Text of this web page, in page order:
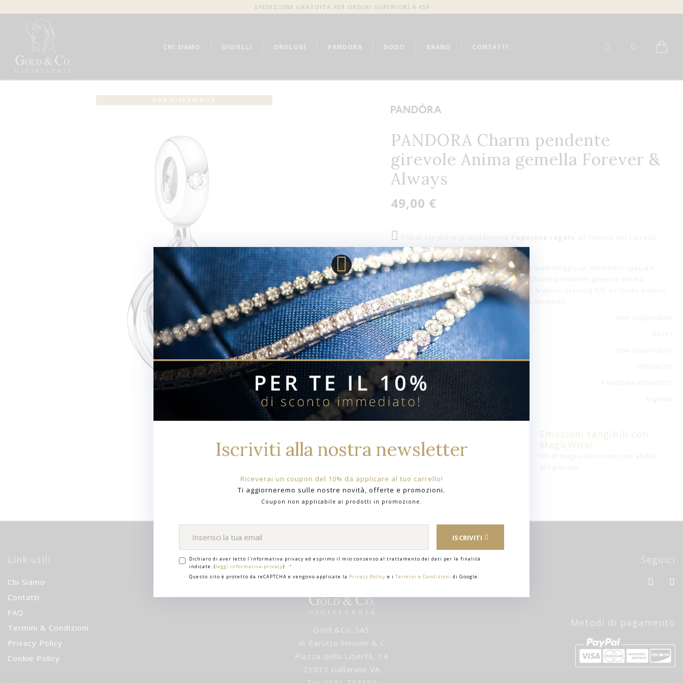
Iscriviti alla nostra newsletter
Riceverai un coupon del 10% da applicare al tuo carrello!
Ti aggiorneremo sulle nostre novità, offerte e promozioni.
Coupon non applicabile ai prodotti in promozione.
Dichiaro di aver letto l'informativa privacy ed esprimo il mio consenso al trattamento dei dati per le finalità
indicate. (leggi informativa privacy)
ISCRIVITI
Questo sito è protetto da reCAPTCHA e vengono applicate la Privacy Policy e i Termini e Condizioni di Google.
SPEDIZIONE GRATUITA PER ORDINI SUPERIORI A €59
CHI SIAMO GIOIELLI OROLOGI PANDORA DODO BRAND CONTATTI
PANDORA Charm pendente
girevole Anima gemella Forever &
Always
49,00 €
l'opzione regalo
Descrizione:
Scegli un gioiello Pandora. Ogni Charms simboleggia un momento speciale.
Aggiungi alla tua collezione o Regala il Charm pendente girevole Anima
gemella Forever & Always. Realizzato in Argento Sterling 925 e rifinito a mano .
Compatibile con tutti i Bracciali Pandora Moments
Disponibilita':
SKU:
Stato:
Referenza:
Collezione:
Materiali:
Emozioni tangibili con
MagicWire!
NON DISPONIBILE
Link utili
Chi Siamo
Contatti
FAQ
Termini & Condizioni
Privacy Policy
Cookie Policy
Gold &Co. SAS
di Barutta Simone & C
Piazza della Libertà, 14
21013 Gallarate VA
Seguici
Metodi di pagamento